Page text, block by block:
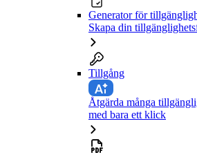
Generator för
Skapa din
Tillgång
Åtgärda många
med bara ett klick